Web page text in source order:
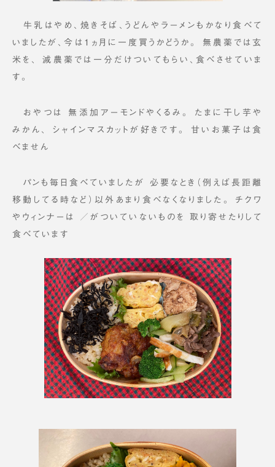
牛乳はやめ、焼きそば、うどんやラーメンもかなり食べて
いましたが、今は1ヵ月に一度買うかどうか。 無農薬では玄
米を、 減農薬では一分だけついてもらい、食べさせていま
す。
おやつは 無添加アーモンドやくるみ。 たまに干し芋や
みかん、 シャインマスカットが好きです。 甘いお菓子は食
べません
パンも毎日食べていましたが 必要なとき（例えば長距離
移動してる時など）以外あまり食べなくなりました。 チクワ
やウィンナーは ／がついていないものを 取り寄せたりして
食べています